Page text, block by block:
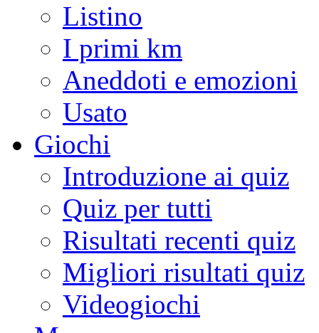
Listino
I primi km
Aneddoti e emozioni
Usato
Giochi
Introduzione ai quiz
Quiz per tutti
Risultati recenti quiz
Migliori risultati quiz
Videogiochi